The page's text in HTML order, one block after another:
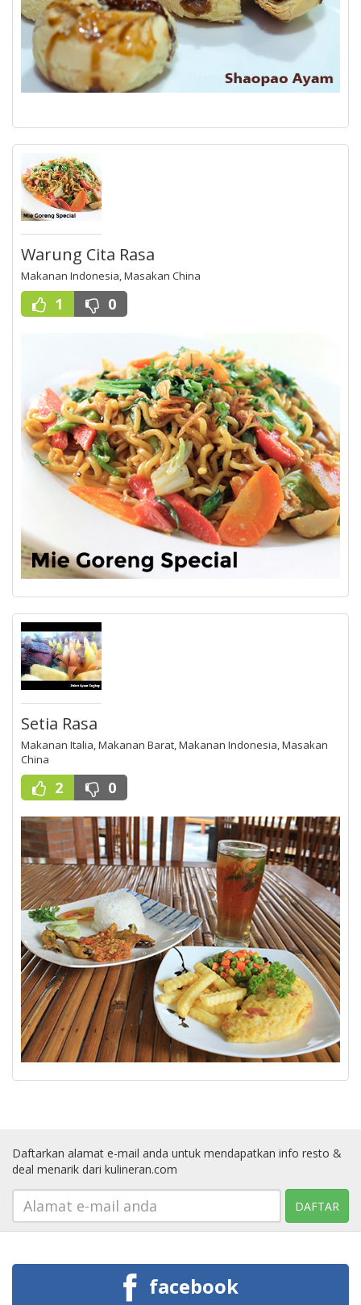
Warung Cita Rasa
Makanan Indonesia, Masakan China
1 0
Setia Rasa
Makanan Italia, Makanan Barat, Makanan Indonesia, Masakan
China
2 0
Daftarkan alamat e-mail anda untuk mendapatkan info resto &
deal menarik dari kulineran.com
facebook